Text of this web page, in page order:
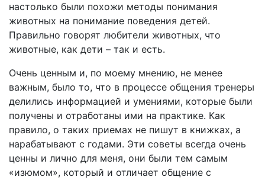
настолько были похожи методы понимания
животных на понимание поведения детей.
Правильно говорят любители животных, что
животные, как дети – так и есть.
Очень ценным и, по моему мнению, не менее
важным, было то, что в процессе общения тренеры
делились информацией и умениями, которые были
получены и отработаны ими на практике. Как
правило, о таких приемах не пишут в книжках, а
нарабатывают с годами. Эти советы всегда очень
ценны и лично для меня, они были тем самым
«изюмом», который и отличает общение с